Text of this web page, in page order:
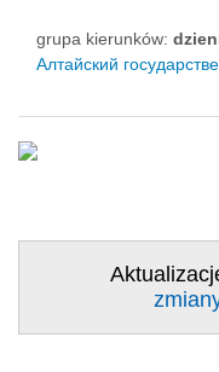
grupa kierunków:
Алтайский